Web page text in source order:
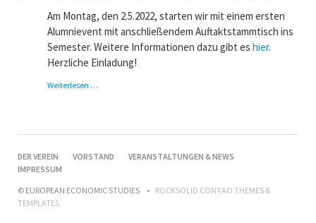
Am Montag, den 2.5.2022, starten wir mit einem ersten
Alumnievent mit anschließendem Auftaktstammtisch ins
Semester. Weitere Informationen dazu gibt es hier.
Herzliche Einladung!
Weiterlesen …Perspektiven
Studium:
Schuch
NAVIGATION
ÜBERSPRINGEN
DER VEREIN VORSTAND
VERANSTALTUNGEN & NEWS
IMPRESSUM
© EUROPEAN ECONOMIC STUDIES
ROCKSOLID CONTAO THEMES &
TEMPLATES